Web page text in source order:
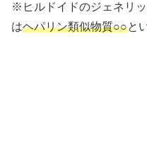
※ヒルドイドのジェネリッ
はヘパリン類似物質○○と